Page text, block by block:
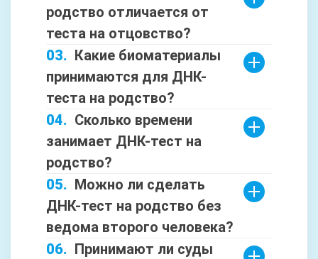
родство отличается от
теста на отцовство?
Какие биоматериалы
принимаются для ДНК-
теста на родство?
Сколько времени
занимает ДНК-тест на
родство?
Можно ли сделать
ДНК-тест на родство без
ведома второго человека?
Принимают ли суды